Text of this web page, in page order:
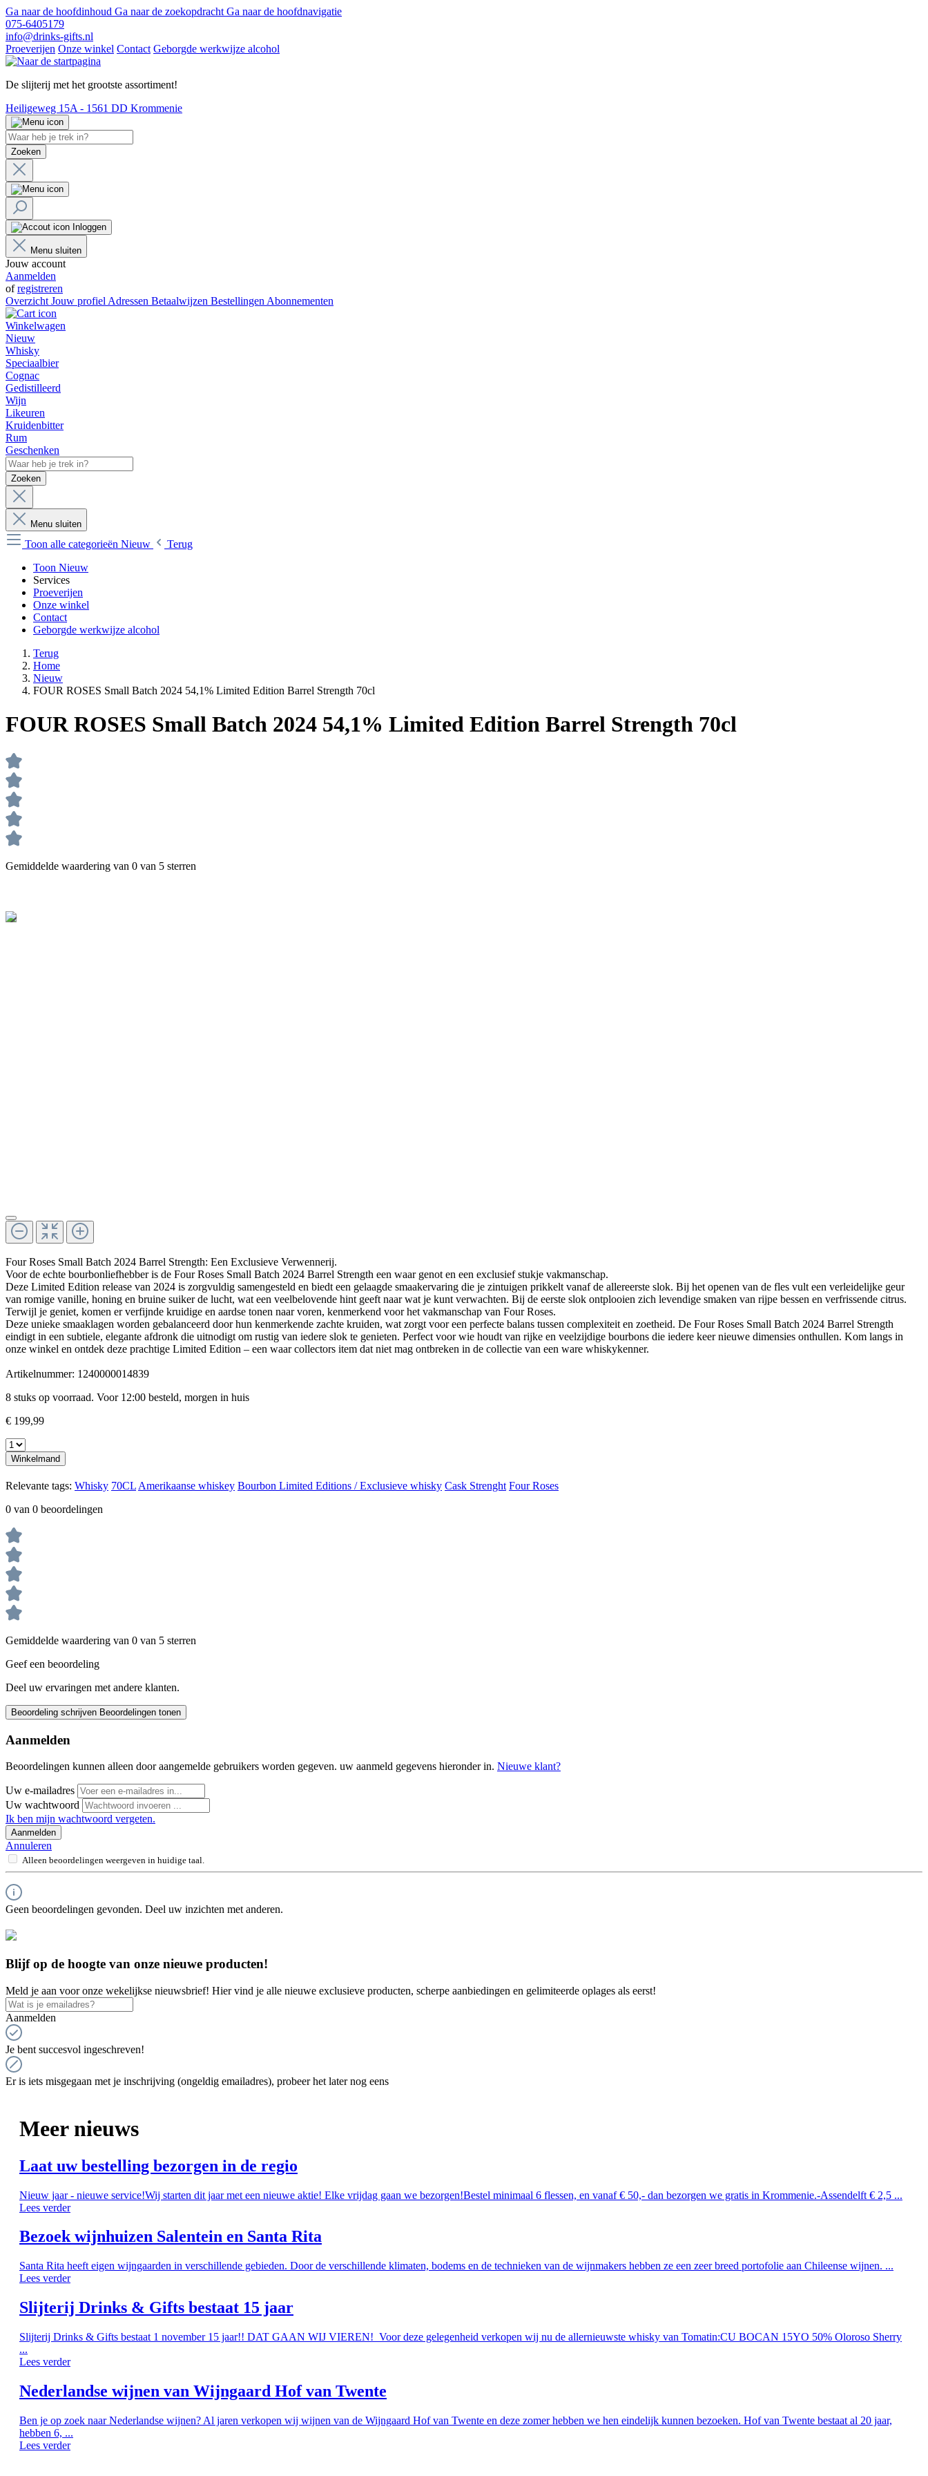
Ga naar de hoofdinhoud Ga naar de zoekopdracht Ga naar de hoofdnavigatie
075-6405179
info@drinks-gifts.nl
Proeverijen Onze winkel Contact Geborgde werkwijze alcohol
De slijterij met het grootste assortiment!
Heiligeweg 15A - 1561 DD Krommenie
Zoeken
Inloggen
Menu sluiten
Jouw account
Aanmelden
ofregistreren
Overzicht Jouw profiel Adressen Betaalwijzen Bestellingen Abonnementen
Winkelwagen
Nieuw
Whisky
Speciaalbier
Cognac
Gedistilleerd
Wijn
Likeuren
Kruidenbitter
Rum
Geschenken
Zoeken
Menu sluiten
Toon alle categorieën Nieuw
Terug
Toon Nieuw
Services
Proeverijen
Onze winkel
Contact
Geborgde werkwijze alcohol
Terug
Home
Nieuw
FOUR ROSES Small Batch 2024 54,1% Limited Edition Barrel Strength 70cl
FOUR ROSES Small Batch 2024 54,1% Limited Edition Barrel Strength 70cl
Gemiddelde waardering van 0 van 5 sterren
Four Roses Small Batch 2024 Barrel Strength: Een Exclusieve Verwennerij.
Voor de echte bourbonliefhebber is de Four Roses Small Batch 2024 Barrel Strength een waar genot en een exclusief stukje vakmanschap.
Deze Limited Edition release van 2024 is zorgvuldig samengesteld en biedt een gelaagde smaakervaring die je zintuigen prikkelt vanaf de allereerste slok. Bij het openen van de fles vult een verleidelijke geur
van romige vanille, honing en bruine suiker de lucht, wat een veelbelovende hint geeft naar wat je kunt verwachten. Bij de eerste slok ontplooien zich levendige smaken van rijpe bessen en verfrissende citrus.
Terwijl je geniet, komen er verfijnde kruidige en aardse tonen naar voren, kenmerkend voor het vakmanschap van Four Roses.
Deze unieke smaaklagen worden gebalanceerd door hun kenmerkende zachte kruiden, wat zorgt voor een perfecte balans tussen complexiteit en zoetheid. De Four Roses Small Batch 2024 Barrel Strength
eindigt in een subtiele, elegante afdronk die uitnodigt om rustig van iedere slok te genieten. Perfect voor wie houdt van rijke en veelzijdige bourbons die iedere keer nieuwe dimensies onthullen. Kom langs in
onze winkel en ontdek deze prachtige Limited Edition – een waar collectors item dat niet mag ontbreken in de collectie van een ware whiskykenner.
Artikelnummer: 1240000014839
8 stuks op voorraad. Voor 12:00 besteld, morgen in huis
€ 199,99
Winkelmand
Relevante tags: Whisky 70CL Amerikaanse whiskey Bourbon Limited Editions / Exclusieve whisky Cask Strenght Four Roses
0 van 0 beoordelingen
Gemiddelde waardering van 0 van 5 sterren
Geef een beoordeling
Deel uw ervaringen met andere klanten.
Beoordeling schrijven Beoordelingen tonen
Aanmelden
Beoordelingen kunnen alleen door aangemelde gebruikers worden gegeven. uw aanmeld gegevens hieronder in. Nieuwe klant?
Uw e-mailadres
Uw wachtwoord
Ik ben mijn wachtwoord vergeten.
Aanmelden
Annuleren
Alleen beoordelingen weergeven in huidige taal.
Geen beoordelingen gevonden. Deel uw inzichten met anderen.
Blijf op de hoogte van onze nieuwe producten!
Meld je aan voor onze wekelijkse nieuwsbrief! Hier vind je alle nieuwe exclusieve producten, scherpe aanbiedingen en gelimiteerde oplages als eerst!
Aanmelden
Je bent succesvol ingeschreven!
Er is iets misgegaan met je inschrijving (ongeldig emailadres), probeer het later nog eens
Meer nieuws
Laat uw bestelling bezorgen in de regio
Nieuw jaar - nieuwe service!Wij starten dit jaar met een nieuwe aktie! Elke vrijdag gaan we bezorgen!Bestel minimaal 6 flessen, en vanaf € 50,- dan bezorgen we gratis in Krommenie.-Assendelft € 2,5 ...
Lees verder
Bezoek wijnhuizen Salentein en Santa Rita
Santa Rita heeft eigen wijngaarden in verschillende gebieden. Door de verschillende klimaten, bodems en de technieken van de wijnmakers hebben ze een zeer breed portofolie aan Chileense wijnen. ...
Lees verder
Slijterij Drinks & Gifts bestaat 15 jaar
Slijterij Drinks & Gifts bestaat 1 november 15 jaar!! DAT GAAN WIJ VIEREN! Voor deze gelegenheid verkopen wij nu de allernieuwste whisky van Tomatin:CU BOCAN 15YO 50% Oloroso Sherry
...
Lees verder
Nederlandse wijnen van Wijngaard Hof van Twente
Ben je op zoek naar Nederlandse wijnen? Al jaren verkopen wij wijnen van de Wijngaard Hof van Twente en deze zomer hebben we hen eindelijk kunnen bezoeken. Hof van Twente bestaat al 20 jaar,
hebben 6, ...
Lees verder